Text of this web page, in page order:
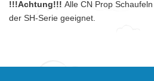
!!!Achtung!!! Alle CN Prop
der SH-Serie geeignet.